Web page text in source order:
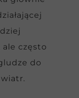
często
do